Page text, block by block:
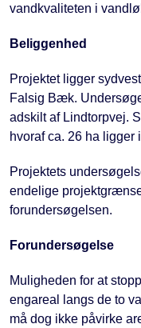
vandkvaliteten i
Beliggenhed
Projektet ligger
Falsig Bæk.
adskilt af Lindtorpvej.
hvoraf ca. 26 ha ligger
Projektets
endelige
forundersøgelsen.
Forundersøgelse
Muligheden for at
engareal langs de to
må dog ikke påvirke